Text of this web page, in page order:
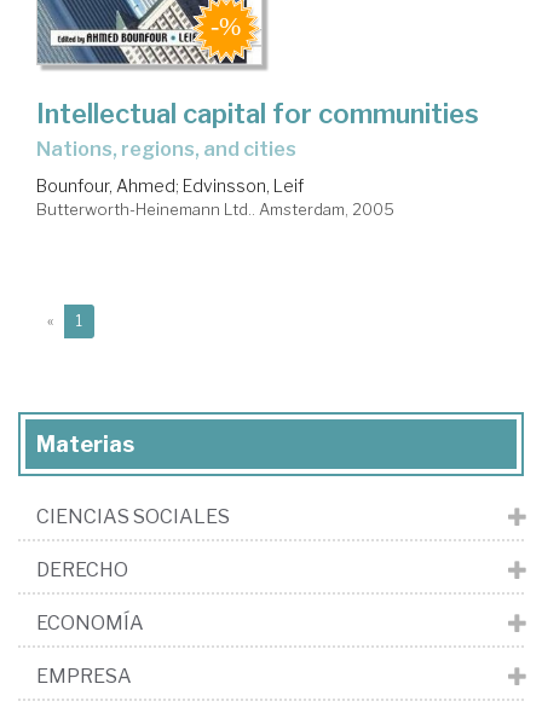
Intellectual capital for communities
nations, regions, and cities
Bounfour, Ahmed; Edvinsson, Leif
Butterworth-Heinemann Ltd.. Amsterdam, 2005
« 1
Materias
CIENCIAS SOCIALES
DERECHO
ECONOMÍA
EMPRESA